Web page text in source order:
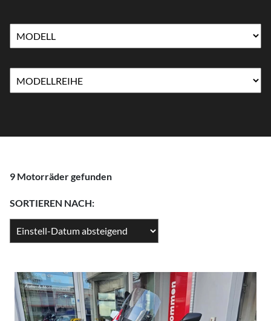
9 Motorräder gefunden
SORTIEREN NACH: